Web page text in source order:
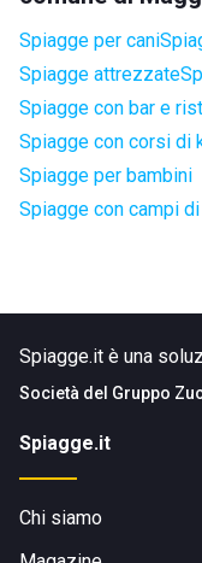
Spiagge per cani
Spiagge attrezzate
Spiagge con bar e
Spiagge con corsi di
Spiagge per bambini
Spiagge con campi
Spiagge.it è una
Società del Gruppo
Spiagge.it
Chi siamo